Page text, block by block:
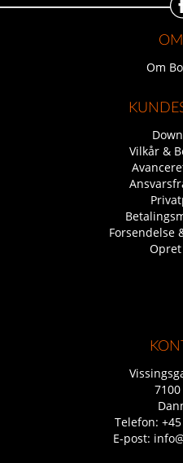
øjeblikket
Om
Vilkår &
Forsendelse
Telefon:
E-post: